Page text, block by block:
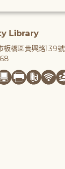
Library
板橋區貴興路139號